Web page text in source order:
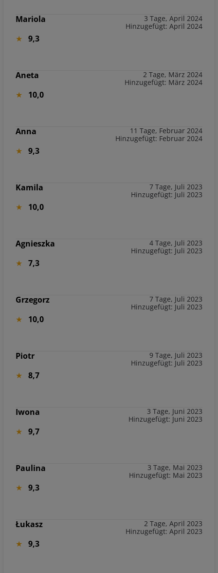
Mariola
3 Tage, April 2024
Hinzugefügt: April 2024
9,3
Aneta
2 Tage, März 2024
Hinzugefügt: März 2024
10,0
Anna
11 Tage, Februar 2024
Hinzugefügt: Februar 2024
9,3
Kamila
7 Tage, Juli 2023
Hinzugefügt: Juli 2023
10,0
Agnieszka
4 Tage, Juli 2023
Hinzugefügt: Juli 2023
7,3
Grzegorz
7 Tage, Juli 2023
Hinzugefügt: Juli 2023
10,0
Piotr
9 Tage, Juli 2023
Hinzugefügt: Juli 2023
8,7
Iwona
3 Tage, Juni 2023
Hinzugefügt: Juni 2023
9,7
Paulina
3 Tage, Mai 2023
Hinzugefügt: Mai 2023
9,3
Łukasz
2 Tage, April 2023
Hinzugefügt: April 2023
9,3